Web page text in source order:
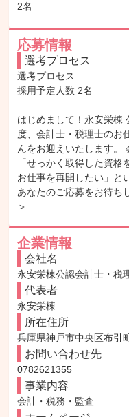
2名
応募情報
選考プロセス
選考プロセス
採用予定人数 2名
はじめまして！永安栄棟
度、会計士・税理士のお
んをお迎えいたします。
「せっかく取得した資
お仕事を再開したい」と
あなたのご応募をお待ち
＞
企業情報
会社名
永安栄棟公認会計士・税
代表者
永安栄棟
所在住所
兵庫県神戸市中央区布引
お問い合わせ先
0782621355
事業内容
会計・税務・監査